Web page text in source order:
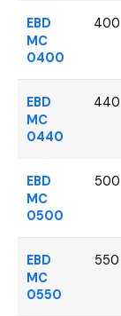
EBD
MC
0400
400
EBD
MC
0440
440
EBD
MC
0500
500
EBD
MC
0550
550